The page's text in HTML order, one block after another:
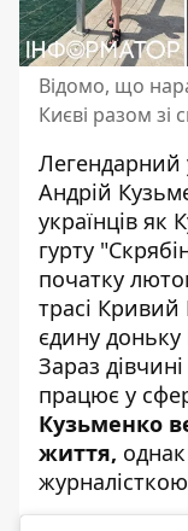
Відомо, що
Києві разом зі
Легендарний
Андрій
українців як
гурту
початку
трасі Кривий
єдину
Зараз
працює у
Кузьменко
життя,